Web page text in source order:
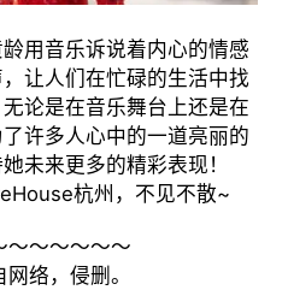
用音乐诉说着内心的情感
让人们在忙碌的生活中找
论是在音乐舞台上还是在
许多人心中的一道亮丽的
未来更多的精彩表现！
杭州，不见不散~
～～～～～～
络，侵删。